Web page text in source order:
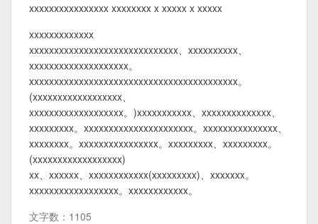
xxxxxxxxxxxxxxxx xxxxxxxx x xxxxx x xxxxx
xxxxxxxxxxxxx
xxxxxxxxxxxxxxxxxxxxxxxxxxxxxx、xxxxxxxxxx、
xxxxxxxxxxxxxxxxxxxx。
xxxxxxxxxxxxxxxxxxxxxxxxxxxxxxxxxxxxxxxxxx。
(xxxxxxxxxxxxxxxxxx、
xxxxxxxxxxxxxxxxxxx。)xxxxxxxxxxx、xxxxxxxxxxxxxx、
xxxxxxxxx。xxxxxxxxxxxxxxxxxxxxxx。xxxxxxxxxxxxxxx、
xxxxxxxx。xxxxxxxxxxxxxxxx。xxxxxxxxx、xxxxxxxxx。
(xxxxxxxxxxxxxxxxxx)
xx、xxxxxx、xxxxxxxxxxxx(xxxxxxxxx)、xxxxxxx。
xxxxxxxxxxxxxxxxxx。xxxxxxxxxxxx。
文字数：1105